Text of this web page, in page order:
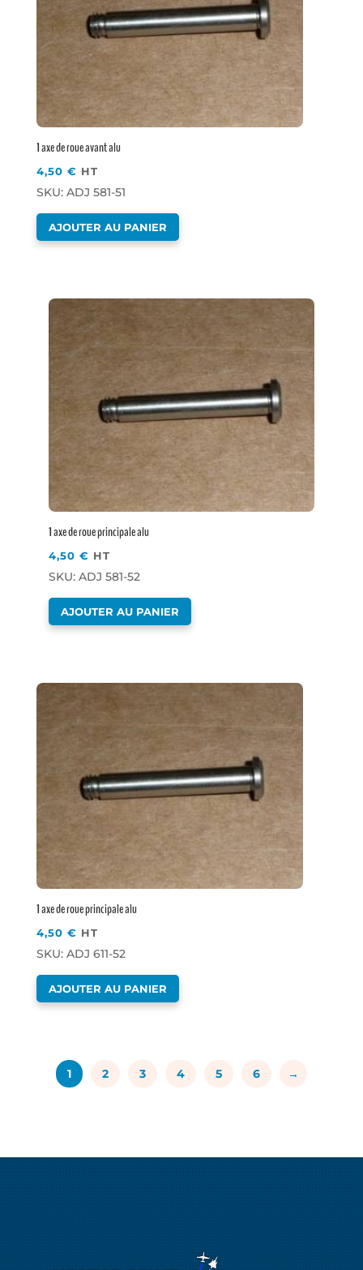
1 axe de roue avant alu
4,50€ HT
SKU: ADJ 581-51
AJOUTER AU PANIER
1 axe de roue principale alu
4,50 € HT
SKU: ADJ 581-52
AJOUTER AU PANIER
1 axe de roue principale alu
4,50€ HT
SKU: ADJ 611-52
AJOUTER AU PANIER
1 2 3 4 5 6 →